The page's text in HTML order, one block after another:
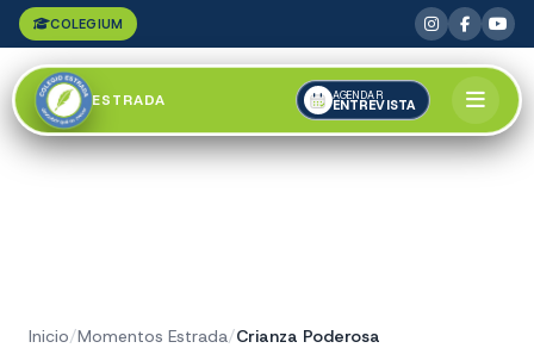
COLEGIUM
ESTRADA AGENDAR
ENTREVISTA
Inicio/Momentos Estrada/Crianza Poderosa